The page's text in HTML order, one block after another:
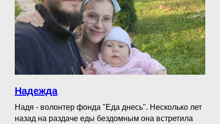
Надежда
Надя - волонтер фонда "Еда днесь". Несколько лет
назад на раздаче еды бездомным она встретила